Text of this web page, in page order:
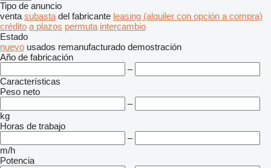
Tipo de anuncio
venta subasta del fabricante leasing (alquiler con opción a compra)
crédito a plazos permuta intercambio
Estado
nuevo usados remanufacturado demostración
Año de fabricación
–
Características
Peso neto
–
kg
Horas de trabajo
–
m/h
Potencia